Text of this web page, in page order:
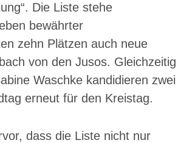
Die Liste stehe
bewährter
zehn Plätzen auch neue
von den Jusos. Gleichzeitig
Waschke kandidieren zwei
erneut für den Kreistag.
dass die Liste nicht nur